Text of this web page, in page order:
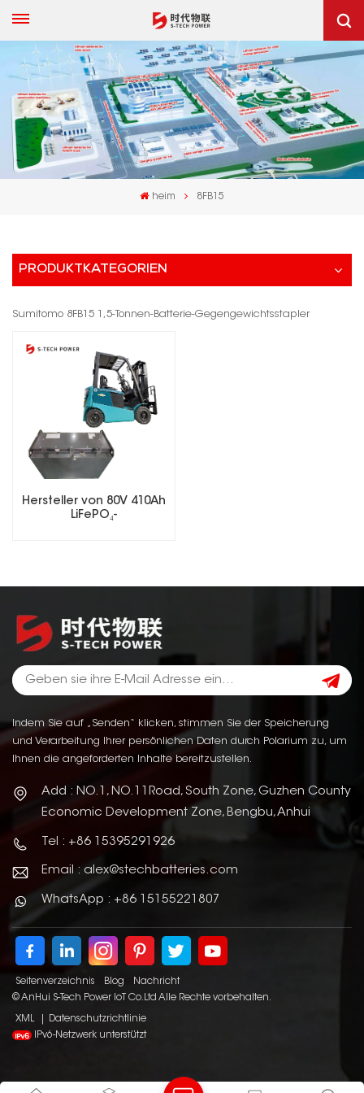
heim 8FB15
PRODUKTKATEGORIEN
Sumitomo 8FB15 1,5-Tonnen-Batterie-Gegengewichtsstapler
Hersteller von 80V 410Ah
LiFePO₄-
Indem Sie auf „Senden“ klicken, stimmen Sie der Speicherung
und Verarbeitung Ihrer persönlichen Daten durch Polarium zu, um
Ihnen die angeforderten Inhalte bereitzustellen.
Add : NO.1, NO.11Road, South Zone, Guzhen County
Economic Development Zone, Bengbu, Anhui
Tel : +86 15395291926
Email : alex@stechbatteries.com
WhatsApp : +86 15155221807
Seitenverzeichnis Blog
Nachricht
© AnHui S-Tech Power IoT Co.Ltd Alle Rechte vorbehalten.
XML
Datenschutzrichtlinie
IPv6-Netzwerk unterstützt